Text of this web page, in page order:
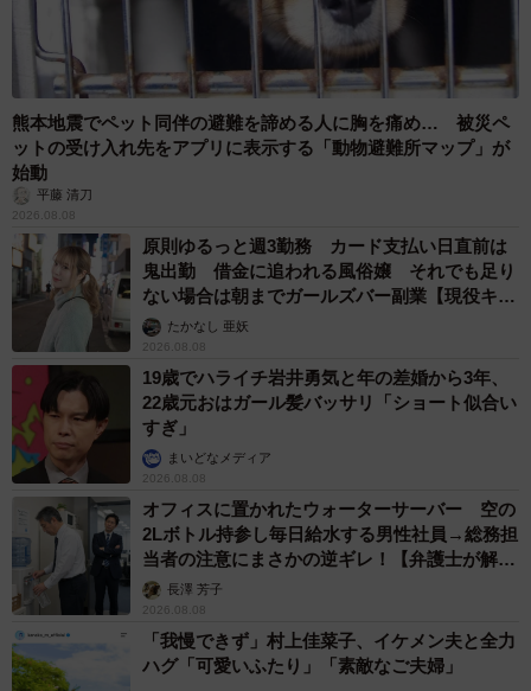
熊本地震でペット同伴の避難を諦める人に胸を痛め… 被災ペ
ットの受け入れ先をアプリに表示する「動物避難所マップ」が
始動
平藤 清刀
2026.08.08
原則ゆるっと週3勤務 カード支払い日直前は
鬼出勤 借金に追われる風俗嬢 それでも足り
ない場合は朝までガールズバー副業【現役キャ
ストに取材】
たかなし 亜妖
2026.08.08
19歳でハライチ岩井勇気と年の差婚から3年、
22歳元おはガール髪バッサリ「ショート似合い
すぎ」
まいどなメディア
2026.08.08
オフィスに置かれたウォーターサーバー 空の
2Lボトル持参し毎日給水する男性社員→総務担
当者の注意にまさかの逆ギレ！【弁護士が解
説】長澤 芳子
2026.08.08
「我慢できず」村上佳菜子、イケメン夫と全力
ハグ「可愛いふたり」「素敵なご夫婦」